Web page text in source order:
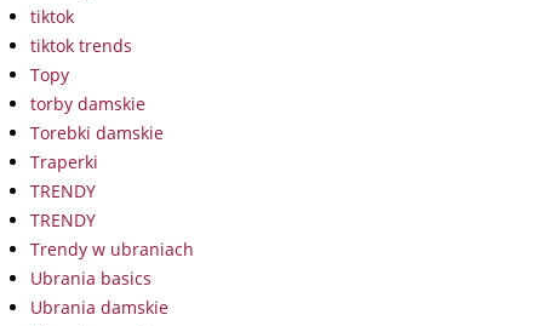
tiktok
tiktok trends
Topy
torby damskie
Torebki damskie
Traperki
TRENDY
TRENDY
Trendy w ubraniach
Ubrania basics
Ubrania damskie